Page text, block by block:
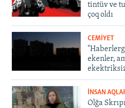
tintüv ve
çoq oldı
CEMİYET
ekenler,
İNSAN
Olğa